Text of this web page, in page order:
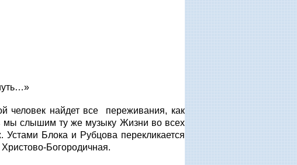
человек найдет все переживания, как
мы слышим ту же музыку Жизни во всех
Блока и Рубцова перекликается
Богородичная.